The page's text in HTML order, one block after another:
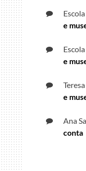
e
e
e
Ana
conta